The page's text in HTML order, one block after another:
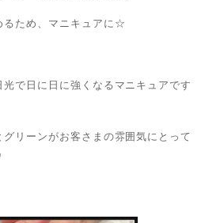
るため、マニキュアに☆
で日に日に強くなるマニキュアです
リーンがお客さまの雰囲気にとって